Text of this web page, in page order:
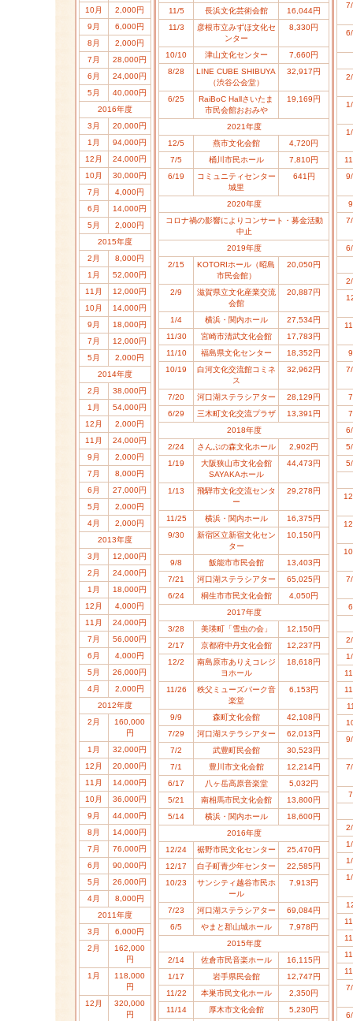
10月
2,000円
9月
6,000円
8月
2,000円
7月
28,000円
6月
24,000円
5月
40,000円
2016年度
3月
20,000円
1月
94,000円
12月
24,000円
10月
30,000円
7月
4,000円
6月
14,000円
5月
2,000円
2015年度
2月
8,000円
1月
52,000円
11月
12,000円
10月
14,000円
9月
18,000円
7月
12,000円
5月
2,000円
2014年度
2月
38,000円
1月
54,000円
12月
2,000円
11月
24,000円
9月
2,000円
7月
8,000円
6月
27,000円
5月
2,000円
4月
2,000円
2013年度
3月
12,000円
2月
24,000円
1月
18,000円
12月
4,000円
11月
24,000円
7月
56,000円
6月
4,000円
5月
26,000円
4月
2,000円
2012年度
2月
160,000
円
1月
32,000円
12月
20,000円
11月
14,000円
10月
36,000円
9月
44,000円
8月
14,000円
7月
76,000円
6月
90,000円
5月
26,000円
4月
8,000円
2011年度
3月
6,000円
2月
162,000
円
1月
118,000
円
12月
320,000
円
11/5 長浜文化芸術会館
16,044円
11/3
彦根市立みずほ文化セ
ンター
8,330円
10/10 津山文化センター
7,660円
8/28
LINE CUBE SHIBUYA
（渋谷公会堂）
32,917円
6/25
RaiBoC Hallさいたま
市民会館おおみや
19,169円
2021年度
12/5
燕市文化会館
4,720円
7/5
桶川市民ホール
7,810円
6/19
コミュニティセンター
城里
641円
2020年度
コロナ禍の影響によりコンサート・募金活動
中止
2019年度
2/15
KOTORIホール（昭島
市民会館）
20,050円
2/9
滋賀県立文化産業交流
会館
20,887円
1/4 横浜・関内ホール
27,534円
11/30
宮崎市清武文化会館
17,783円
11/10
福島県文化センター
18,352円
10/19
白河文化交流館コミネ
ス
32,962円
7/20 河口湖ステラシアター
28,129円
6/29
三木町文化交流プラザ
13,391円
2018年度
2/24
さんぶの森文化ホール
2,902円
1/19
大阪狭山市文化会館
SAYAKAホール
44,473円
1/13
飛騨市文化交流センタ
ー
29,278円
11/25 横浜・関内ホール
16,375円
9/30
新宿区立新宿文化セン
ター
10,150円
9/8 飯能市市民会館
13,403円
7/21
河口湖ステラシアター
65,025円
6/24
桐生市市民文化会館
4,050円
2017年度
3/28
美瑛町「雪虫の会」
12,150円
2/17
京都府中丹文化会館
12,237円
12/2
南島原市ありえコレジ
ヨホール
18,618円
11/26
秩父ミューズパーク音
楽堂
6,153円
9/9 森町文化会館
42,108円
7/29
河口湖ステラシアター
62,013円
7/2
武豊町民会館
30,523円
7/1
豊川市文化会館
12,214円
6/17
八ヶ岳高原音楽堂
5,032円
5/21
南相馬市民文化会館
13,800円
5/14
横浜・関内ホール
18,600円
2016年度
12/24
裾野市民文化センター
25,470円
12/17
白子町青少年センター
22,585円
10/23
サンシティ越谷市民ホ
ール
7,913円
7/23 河口湖ステラシアター
69,084円
6/5
やまと郡山城ホール
7,978円
2015年度
2/14
佐倉市民音楽ホール
16,115円
1/17
岩手県民会館
12,747円
11/22
本巣市民文化ホール
2,350円
11/14
厚木市文化会館
5,230円